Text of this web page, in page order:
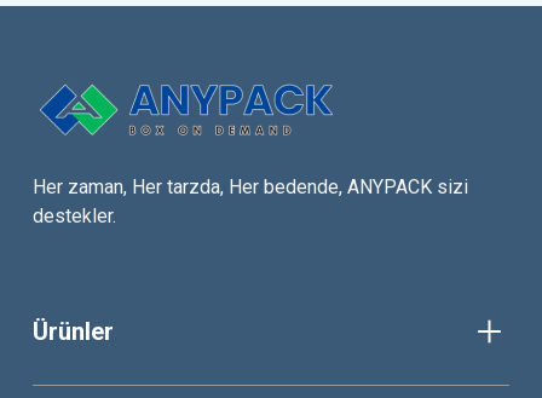
Her zaman, Her tarzda, Her bedende, ANYPACK sizi
destekler.
Ürünler